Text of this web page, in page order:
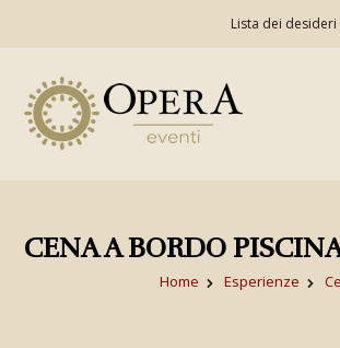
Lista dei desideri
CENA A BORDO
Home Esperienze